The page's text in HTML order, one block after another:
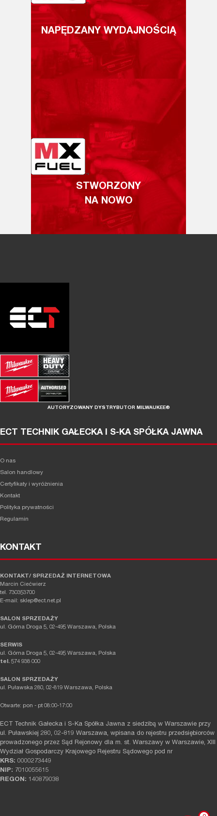
NAPĘDZANY WYDAJNOŚCIĄ
STWORZONY
NA NOWO
AUTORYZOWANY DYSTRYBUTOR MILWAUKEE®
ECT TECHNIK GAŁECKA I S-KA SPÓŁKA JAWNA
O nas
Salon handlowy
Certyfikaty i wyróżnienia
Kontakt
Polityka prywatności
Regulamin
KONTAKT
KONTAKT/ SPRZEDAŻ INTERNETOWA
Marcin Ciećwierz
tel. 730353700
E-mail: sklep@ect.net.pl
SALON SPRZEDAŻY
ul. Górna Droga 5, 02-495 Warszawa, Polska
SERWIS
ul. Górna Droga 5, 02-495 Warszawa, Polska
tel. 574 938 000
SALON SPRZEDAŻY
ul. Puławska 280, 02-819 Warszawa, Polska
Otwarte: pon - pt 08:00-17:00
ECT Technik Gałecka i S-Ka Spółka Jawna z siedzibą w Warszawie przy
ul. Puławskiej 280, 02-819 Warszawa, wpisana do rejestru przedsiębiorców
prowadzonego przez Sąd Rejonowy dla m. st. Warszawy w Warszawie, XIII
Wydział Gospodarczy Krajowego Rejestru Sądowego pod nr
KRS: 0000273449
NIP: 7010055615
REGON: 140879038